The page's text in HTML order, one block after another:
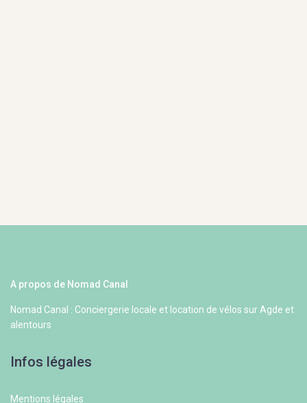
A propos de Nomad Canal
Nomad Canal : Conciergerie locale et location de vélos sur Agde et
alentours
Infos légales
Mentions légales